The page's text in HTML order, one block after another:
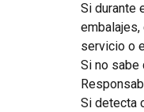
Si durante
servicio o
Si no sabe
Si detecta